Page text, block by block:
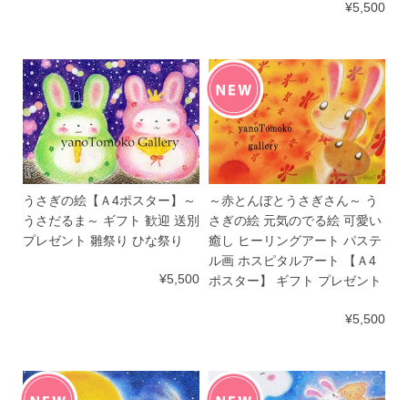
¥5,500
うさぎの絵【Ａ4ポスター】～
うさだるま～ ギフト 歓迎 送別
プレゼント 雛祭り ひな祭り
¥5,500
～赤とんぼとうさぎさん～ う
さぎの絵 元気のでる絵 可愛い
癒し ヒーリングアート パステ
ル画 ホスピタルアート 【Ａ4
ポスター】 ギフト プレゼント
¥5,500